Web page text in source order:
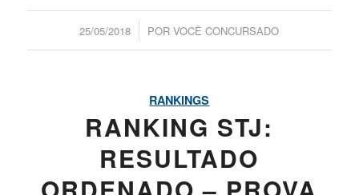
25/05/2018
/ PORVOCÊ CONCURSADO
RANKINGS
RANKING STJ:
RESULTADO